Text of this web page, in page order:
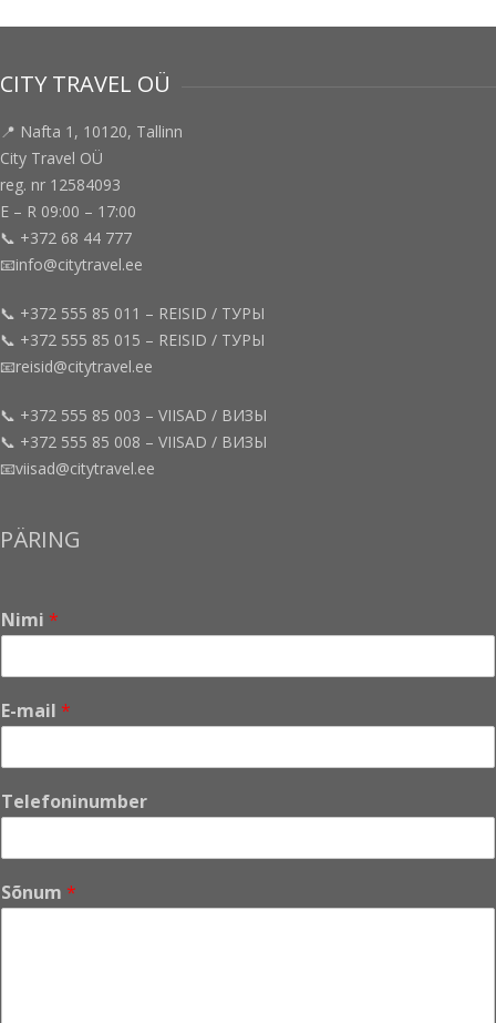
CITY TRAVEL OÜ
📍 Nafta 1, 10120, Tallinn
City Travel OÜ
reg. nr 12584093
E – R 09:00 – 17:00
📞 +372 68 44 777
📧info@citytravel.ee
📞 +372 555 85 011 – REISID / ТУРЫ
📞 +372 555 85 015 – REISID / ТУРЫ
📧reisid@citytravel.ee
📞 +372 555 85 003 – VIISAD / ВИЗЫ
📞 +372 555 85 008 – VIISAD / ВИЗЫ
📧viisad@citytravel.ee
PÄRING
Nimi *
S
õ
u
*
E-mail *
Telefoninumber
Sõnum *